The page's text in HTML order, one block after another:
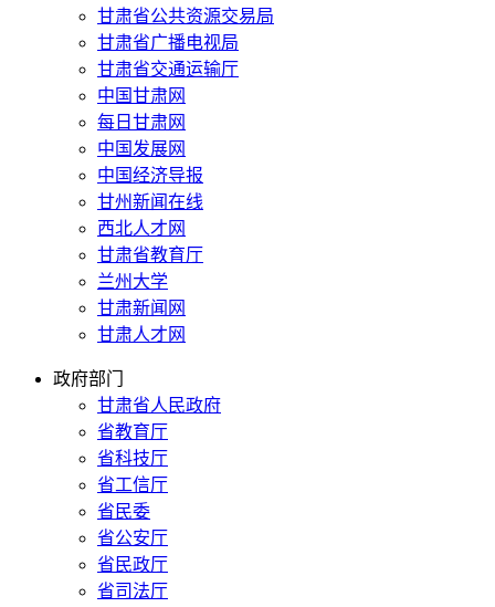
甘肃省公共资源交易局
甘肃省广播电视局
甘肃省交通运输厅
中国甘肃网
每日甘肃网
中国发展网
中国经济导报
甘州新闻在线
西北人才网
甘肃省教育厅
兰州大学
甘肃新闻网
甘肃人才网
政府部门
甘肃省人民政府
省教育厅
省科技厅
省工信厅
省民委
省公安厅
省民政厅
省司法厅